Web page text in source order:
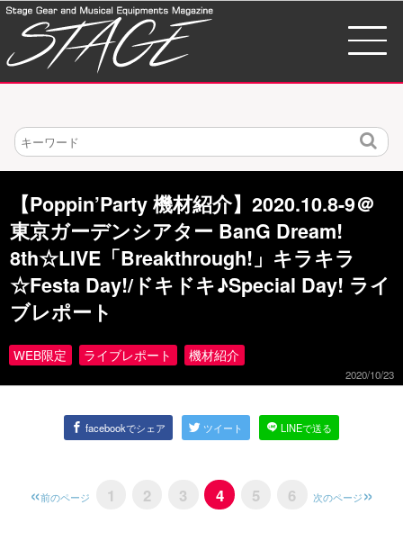
検
【Poppin’Party 機材紹介】2020.10.8-9＠
東京ガーデンシアター BanG Dream!
8th☆LIVE「Breakthrough!」キラキラ
☆Festa Day!/ドキドキ♪Special Day! ライ
ブレポート
WEB限定 ライブレポート 機材紹介
2020/10/23
facebookでシェア ツイート LINEで送る
前のページ 1 2 3 4 5 6 次のページ